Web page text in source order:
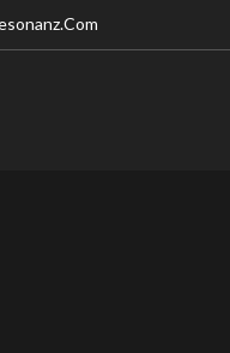
UNTUK BANGSA 2026